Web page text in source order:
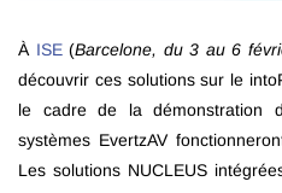
À ISE(Barcelone, du 3 au 6
découvrir ces solutions sur le
le cadre de la démonstration
systèmes EvertzAV
Les solutions NUCLEUS